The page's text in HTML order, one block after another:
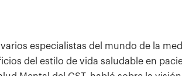
especialistas del mundo de la
del estilo de vida saludable en